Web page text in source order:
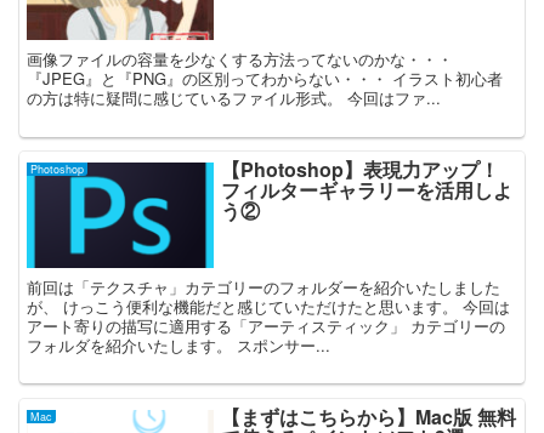
画像ファイルの容量を少なくする方法ってないのかな・・・
『JPEG』と『PNG』の区別ってわからない・・・ イラスト初心者
の方は特に疑問に感じているファイル形式。 今回はファ...
Photoshop 【Photoshop】表現力アップ！
フィルターギャラリーを活用しよ
う②
前回は「テクスチャ」カテゴリーのフォルダーを紹介いたしました
が、 けっこう便利な機能だと感じていただけたと思います。 今回は
アート寄りの描写に適用する「アーティスティック」 カテゴリーの
フォルダを紹介いたします。 スポンサー...
Mac 【まずはこちらから】Mac版 無料